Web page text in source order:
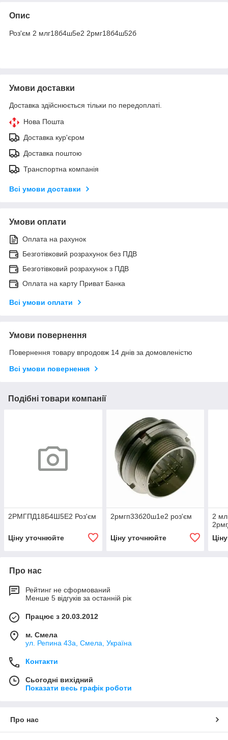
Опис
Роз'єм 2 млг18б4ш5е2 2рмг18б4ш52б
Умови доставки
Доставка здійснюється тільки по передоплаті.
Нова Пошта
Доставка кур'єром
Доставка поштою
Транспортна компанія
Всі умови доставки
Умови оплати
Оплата на рахунок
Безготівковий розрахунок без ПДВ
Безготівковий розрахунок з ПДВ
Оплата на карту Приват Банка
Всі умови оплати
Умови повернення
Повернення товару впродовж 14 днів за домовленістю
Всі умови повернення
Подібні товари компанії
2РМГПД18Б4Ш5Е2 Роз'єм
Ціну уточнюйте
2рмгп33б20ш1е2 роз'єм
Ціну уточнюйте
2
Про нас
Рейтинг не сформований
Менше 5 відгуків за останній рік
Працює з 20.03.2012
м. Смела
ул. Репина 43а, Смела, Україна
Контакти
Сьогодні вихідний
Показати весь графік роботи
Про нас